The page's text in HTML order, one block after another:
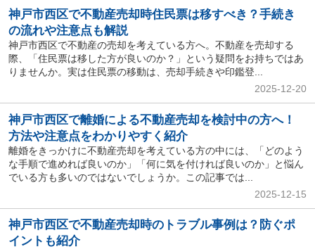
神戸市西区で不動産売却時住民票は移すべき？手続き
の流れや注意点も解説
神戸市西区で不動産の売却を考えている方へ。不動産を売却する
際、「住民票は移した方が良いのか？」という疑問をお持ちではあ
りませんか。実は住民票の移動は、売却手続きや印鑑登...
2025-12-20
神戸市西区で離婚による不動産売却を検討中の方へ！
方法や注意点をわかりやすく紹介
離婚をきっかけに不動産売却を考えている方の中には、「どのよう
な手順で進めれば良いのか」「何に気を付ければ良いのか」と悩ん
でいる方も多いのではないでしょうか。この記事では...
2025-12-15
神戸市西区で不動産売却時のトラブル事例は？防ぐポ
イントも紹介